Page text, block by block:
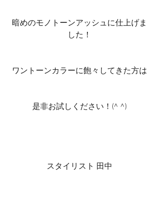
暗めのモノトーンアッシュに仕上げま
した！
ワントーンカラーに飽々してきた方は
是非お試しください！(^ ^)
スタイリスト 田中